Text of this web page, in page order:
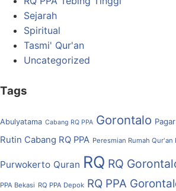
Sejarah
Spiritual
Tasmi' Qur'an
Uncategorized
Tags
Abulyatama Cabang RQ PPA Gorontalo
Rutin Cabang RQ PPA Peresmian Rumah Qur'an
Purwokerto Quran RQ RQ
PPA Bekasi RQ PPA Depok RQ PPA